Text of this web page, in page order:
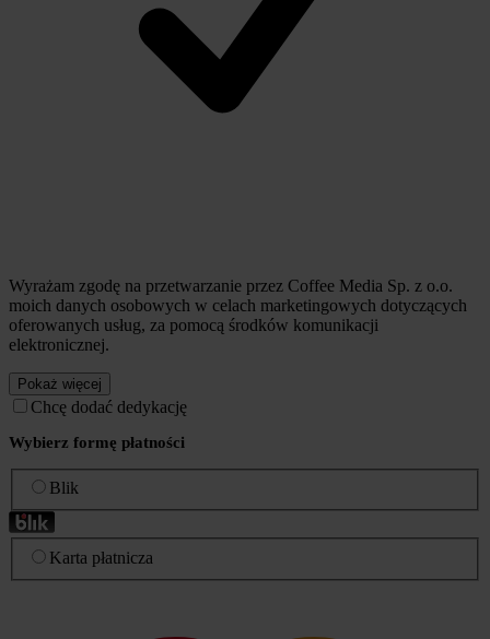
Wyrażam zgodę na przetwarzanie przez Coffee Media Sp. z o.o.
moich danych osobowych w celach marketingowych dotyczących
oferowanych usług, za pomocą środków komunikacji
elektronicznej.
Pokaż więcej
Chcę dodać dedykację
Wybierz formę płatności
Blik
Karta płatnicza